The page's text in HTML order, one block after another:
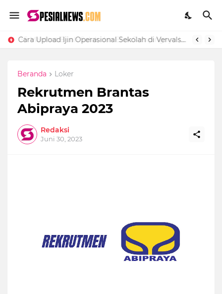
Cara Upload Ijin Operasional Sekolah di Vervalsp Secara Online
Beranda Loker
Rekrutmen Brantas
Abipraya 2023
Redaksi
Juni 30, 2023